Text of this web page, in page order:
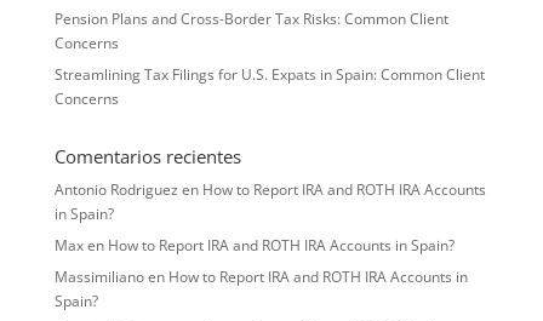
Pension Plans and Cross-Border Tax Risks: Common Client
Concerns
Streamlining Tax Filings for U.S. Expats in Spain: Common Client
Concerns
Comentarios recientes
Antonio Rodriguez en How to Report IRA and ROTH IRA Accounts
in Spain?
Maxen How to Report IRA and ROTH IRA Accounts in Spain?
Massimilianoen How to Report IRA and ROTH IRA Accounts in
Spain?